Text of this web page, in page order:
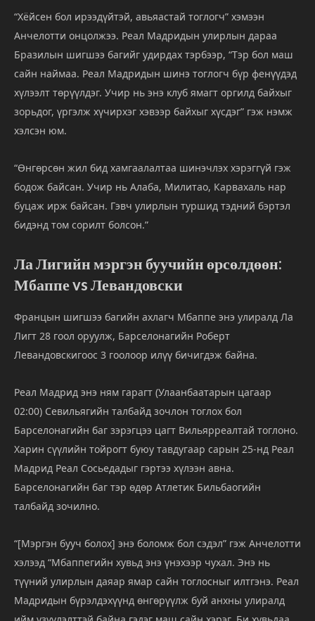
“Хёйсен бол ирээдүйтэй, авьяастай тоглогч” хэмээн
Анчелотти онцолжээ. Реал Мадридын улирлын дараа
Бразилын шигшээ багийг удирдах тэрбээр, “Тэр бол маш
сайн наймаа. Реал Мадридын шинэ тоглогч бүр фенүүдэд
хүлээлт төрүүлдэг. Учир нь энэ клуб ямагт оргилд байхыг
зорьдог, үргэлж хүчирхэг хэвээр байхыг хүсдэг” гэж нэмж
хэлсэн юм.
“Өнгөрсөн жил бид хамгаалалтаа шинэчлэх хэрэггүй гэж
бодож байсан. Учир нь Алаба, Милитао, Карвахаль нар
буцаж ирж байсан. Гэвч улирлын туршид тэдний бэртэл
бидэнд том сорилт болсон.”
ЛаЛигийнмэргэн буучийн өрсөлдөөн:
МбаппеvsЛевандовски
Францын шигшээ багийн ахлагч Мбаппе энэ улиралд Ла
Лигт 28 гоол оруулж, Барселонагийн Роберт
Левандовскигоос 3 гоолоор илүү бичигдэж байна.
Реал Мадрид энэ ням гарагт (Улаанбаатарын цагаар
02:00) Севильягийн талбайд зочлон тоглох бол
Барселонагийн баг зэрэгцээ цагт Вильярреалтай тоглоно.
Харин сүүлийн тойрогт буюу тавдугаар сарын 25-нд Реал
Мадрид Реал Сосьедадыг гэртээ хүлээн авна.
Барселонагийн баг тэр өдөр Атлетик Бильбаогийн
талбайд зочилно.
“[Мэргэн бууч болох] энэ боломж бол сэдэл” гэж Анчелотти
хэлээд “Мбаппегийн хувьд энэ үнэхээр чухал. Энэ нь
түүний улирлын даяар ямар сайн тоглосныг илтгэнэ. Реал
Мадридын бүрэлдэхүүнд өнгөрүүлж буй анхны улиралд